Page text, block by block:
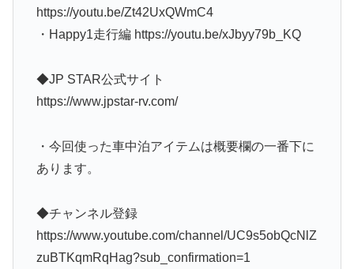
https://youtu.be/Zt42UxQWmC4
・Happy1走行編 https://youtu.be/xJbyy79b_KQ
◆JP STAR公式サイト
https://www.jpstar-rv.com/
・今回使った車中泊アイテムは概要欄の一番下に
あります。
◆チャンネル登録
https://www.youtube.com/channel/UC9s5obQcNlZ
zuBTKqmRqHag?sub_confirmation=1